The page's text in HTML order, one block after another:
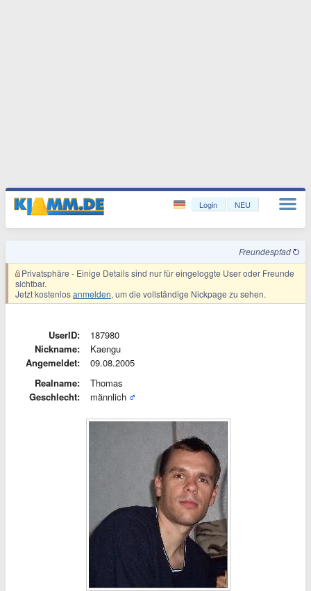
Login NEU
Freundespfad
Privatsphäre - Einige Details sind nur für eingeloggte User oder Freunde
sichtbar.
Jetzt kostenlosanmelden, um die vollständige Nickpage zu sehen.
UserID:
187980
Nickname:
Kaengu
Angemeldet:
09.08.2005
Realname:
Thomas
Geschlecht:
männlich